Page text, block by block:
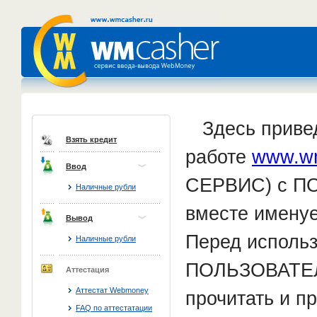
Взять кредит
Ввод
Наличные рубли
Вывод
Наличные рубли
Аттестация
Аттестат Webmoney
FAQ по аттестатации
Здесь
работе
СЕРВИС) с
вместе
Перед
прочитать и